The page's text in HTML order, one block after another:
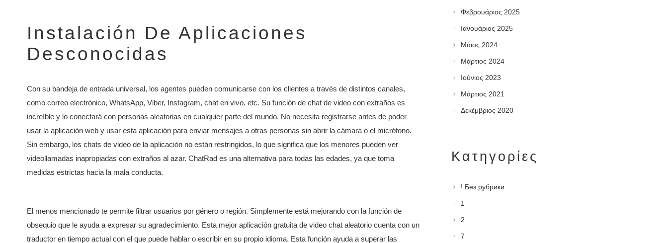
Instalación De Aplicaciones
Desconocidas
Con su bandeja de entrada universal, los agentes pueden comunicarse con los clientes a través de distintos canales,
como correo electrónico, WhatsApp, Viber, Instagram, chat en vivo, etc. Su función de chat de video con extraños es
increíble y lo conectará con personas aleatorias en cualquier parte del mundo. No necesita registrarse antes de poder
usar la aplicación web y usar esta aplicación para enviar mensajes a otras personas sin abrir la cámara o el micrófono.
Sin embargo, los chats de video de la aplicación no están restringidos, lo que significa que los menores pueden ver
videollamadas inapropiadas con extraños al azar. ChatRad es una alternativa para todas las edades, ya que toma
medidas estrictas hacia la mala conducta.
El menos mencionado te permite filtrar usuarios por género o región. Simplemente está mejorando con la función de
obsequio que le ayuda a expresar su agradecimiento. Esta mejor aplicación gratuita de video chat aleatorio cuenta con un
traductor en tiempo actual con el que puede hablar o escribir en su propio idioma. Esta función ayuda a superar las
Φεβρουάριος 2025
Ιανουάριος 2025
Μάιος 2024
Μάρτιος 2024
Ιούνιος 2023
Μάρτιος 2021
Δεκέμβριος 2020
Kατηγορίες
! Без рубрики
1
2
7